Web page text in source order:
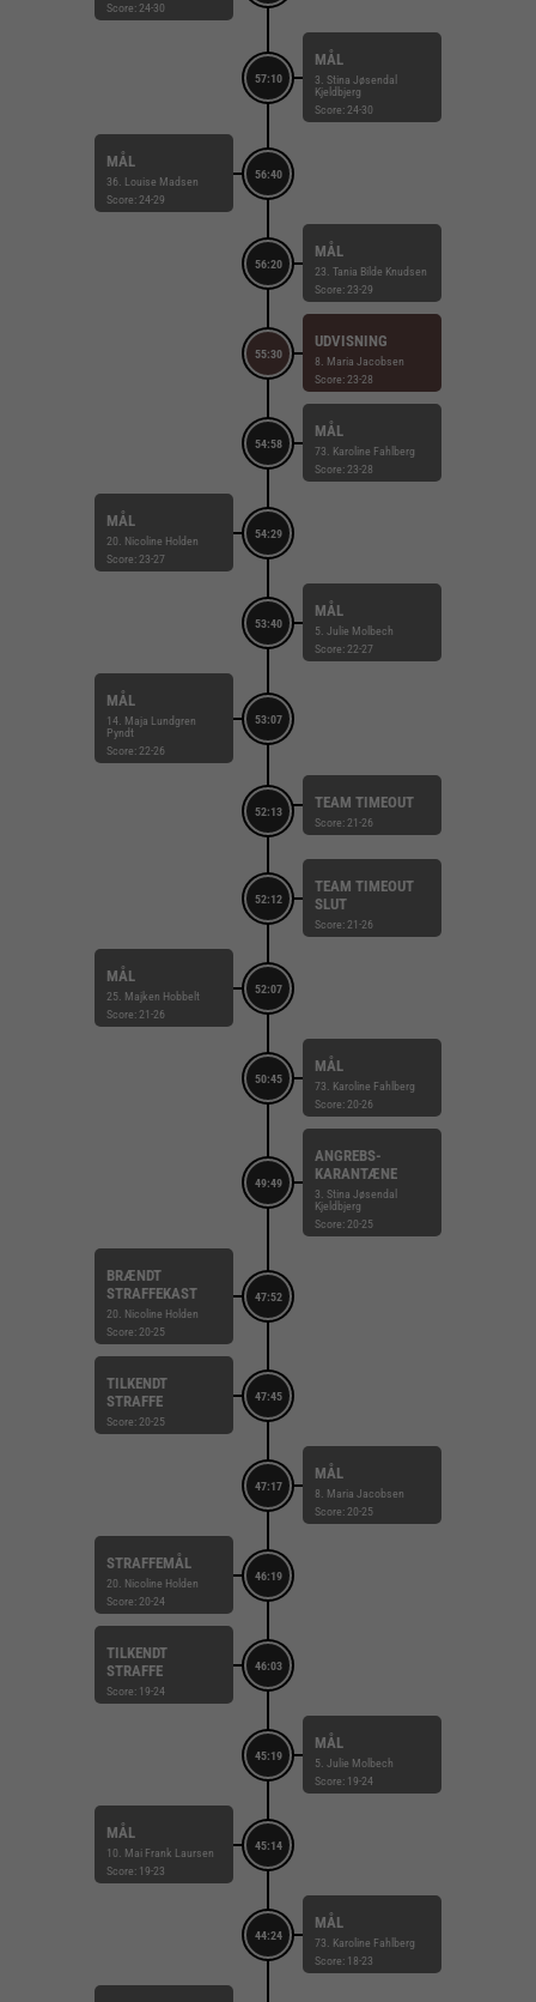
Score: 24-30
57:10
MÅL
3. Stina Jøsendal
Kjeldbjerg
Score: 24-30
56:40
MÅL
36. Louise Madsen
Score: 24-29
56:20
MÅL
23. Tania Bilde Knudsen
Score: 23-29
55:30
UDVISNING
8. Maria Jacobsen
Score: 23-28
54:58
MÅL
73. Karoline Fahlberg
Score: 23-28
54:29
MÅL
20. Nicoline Holden
Score: 23-27
53:40
MÅL
5. Julie Molbech
Score: 22-27
53:07
MÅL
14. Maja Lundgren
Pyndt
Score: 22-26
52:13
TEAM TIMEOUT
Score: 21-26
52:12
TEAM TIMEOUT
SLUT
Score: 21-26
52:07
MÅL
25. Majken Hobbelt
Score: 21-26
50:45
MÅL
73. Karoline Fahlberg
Score: 20-26
49:49
ANGREBS-
KARANTÆNE
3. Stina Jøsendal
Kjeldbjerg
Score: 20-25
47:52
BRÆNDT
STRAFFEKAST
20. Nicoline Holden
Score: 20-25
47:45
TILKENDT
STRAFFE
Score: 20-25
47:17
MÅL
8. Maria Jacobsen
Score: 20-25
46:19
STRAFFEMÅL
20. Nicoline Holden
Score: 20-24
46:03
TILKENDT
STRAFFE
Score: 19-24
45:19
MÅL
5. Julie Molbech
Score: 19-24
45:14
MÅL
10. Mai Frank Laursen
Score: 19-23
44:24
MÅL
73. Karoline Fahlberg
Score: 18-23